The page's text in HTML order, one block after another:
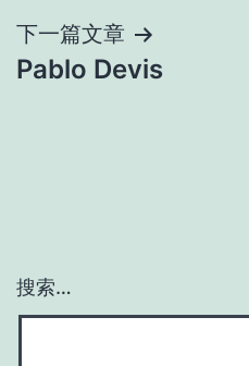
下一篇文章
Pablo Devis
搜索…